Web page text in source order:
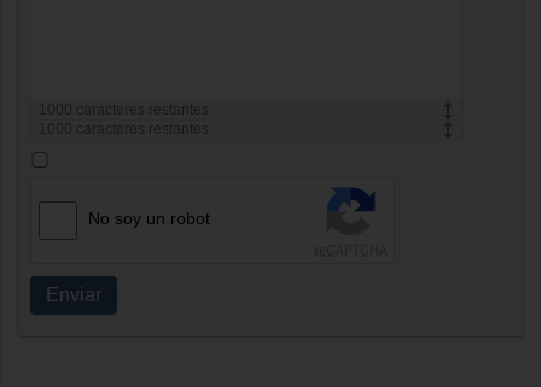
caracteres restantes
caracteres restantes
No soy un robot
Enviar